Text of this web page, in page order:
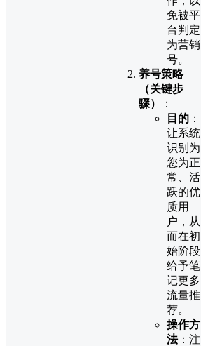
免被平
台判定
为营销
号。
养号策略
（关键步
骤）
：
目的 ：
让系统
识别为
您为正
常、活
跃的优
质用
户，从
而在初
始阶段
给予笔
记更多
流量推
荐。
操作方
法：注